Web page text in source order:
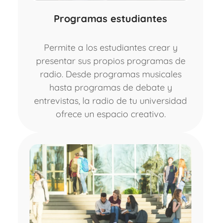
Programas estudiantes
Permite a los estudiantes crear y
presentar sus propios programas de
radio. Desde programas musicales
hasta programas de debate y
entrevistas, la radio de tu universidad
ofrece un espacio creativo.